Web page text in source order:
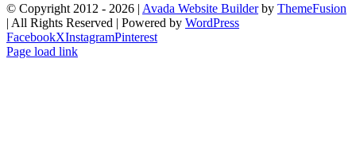
© Copyright 2012 - 2026 | Avada Website Builderby ThemeFusion
| All Rights Reserved | Powered by WordPress
FacebookXInstagramPinterest
Page load link